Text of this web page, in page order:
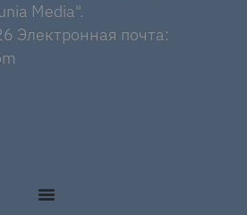
Media".
Электронная почта: